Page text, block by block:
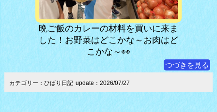
晩ご飯のカレーの材料を買いに来ま
した！お野菜はどこかな～お肉はど
こかな～👀
つづきを見る
カテゴリー：ひばり日記 update：2026/07/27